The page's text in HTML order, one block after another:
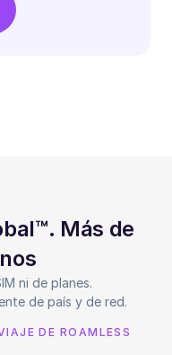
Más de
ni de planes.
de país y de red.
DE ROAMLESS